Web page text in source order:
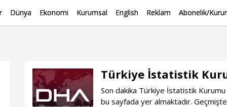
Dünya Ekonomi Kurumsal English Reklam Abonelik/
Türkiye İstatistik
Son dakika Türkiye İstatistik
bu sayfada yer almaktadır.